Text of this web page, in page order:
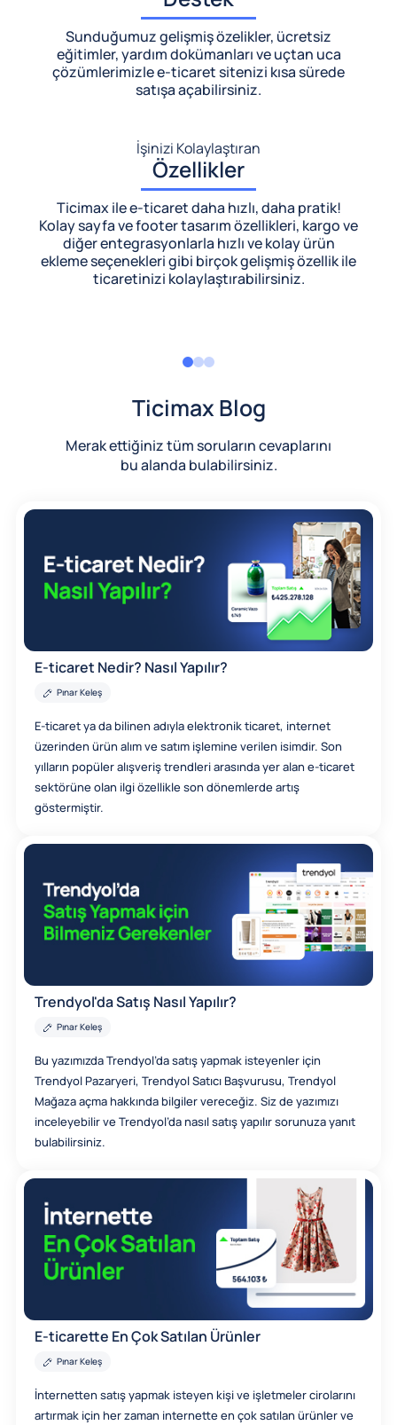
Sunduğumuz gelişmiş özelikler, ücretsiz
eğitimler, yardım dokümanları ve uçtan uca
çözümlerimizlee-ticaret sitenizi kısa sürede
satışa açabilirsiniz.
İşinizi Kolaylaştıran
Özellikler
Ticimax ile e-ticaret daha hızlı, daha pratik!
Kolay sayfa ve footer tasarım özellikleri, kargo ve
diğer entegrasyonlarla hızlı ve kolay ürün
ekleme seçenekleri gibi birçok gelişmiş özellik ile
ticaretinizi kolaylaştırabilirsiniz.
Ticimax Blog
Merak ettiğiniz tüm soruların cevaplarını
bu alanda bulabilirsiniz.
E-ticaret Nedir? Nasıl Yapılır?
Pınar Keleş
E-ticaret ya da bilinen adıyla elektronik ticaret, internet
üzerinden ürün alım ve satım işlemine verilen isimdir. Son
yılların popüler alışveriş trendleri arasında yer alan e-ticaret
sektörüne olan ilgi özellikle son dönemlerde artış
göstermiştir.
Trendyol'da Satış Nasıl Yapılır?
Pınar Keleş
Bu yazımızda Trendyol’da satış yapmak isteyenler için
Trendyol Pazaryeri, Trendyol Satıcı Başvurusu, Trendyol
Mağaza açma hakkında bilgiler vereceğiz. Siz de yazımızı
inceleyebilir ve Trendyol’da nasıl satış yapılır sorunuza yanıt
bulabilirsiniz.
E-ticarette En Çok Satılan Ürünler
Pınar Keleş
İnternetten satış yapmak isteyen kişi ve işletmeler cirolarını
artırmak için her zaman internette en çok satılan ürünler ve